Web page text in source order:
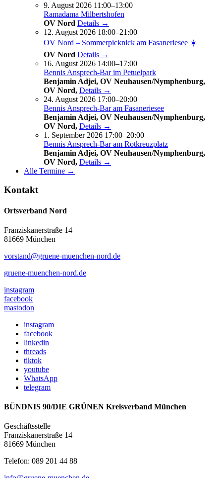
9. August 2026 11:00–13:00
Ramadama Milbertshofen
OV Nord Details →
12. August 2026 18:00–21:00
OV Nord – Sommerpicknick am Fasaneriesee ☀️
OV Nord Details →
16. August 2026 14:00–17:00
Bennis Ansprech-Bar im Petuelpark
Benjamin Adjei, OV Neuhausen/Nymphenburg,
OV Nord, Details →
24. August 2026 17:00–20:00
Bennis Ansprech-Bar am Fasaneriesee
Benjamin Adjei, OV Neuhausen/Nymphenburg,
OV Nord, Details →
1. September 2026 17:00–20:00
Bennis Ansprech-Bar am Rotkreuzplatz
Benjamin Adjei, OV Neuhausen/Nymphenburg,
OV Nord, Details →
Alle Termine →
Kontakt
Ortsverband Nord
Franziskanerstraße 14
81669 München
vorstand@gruene-muenchen-nord.de
gruene-muenchen-nord.de
instagram
facebook
mastodon
instagram
facebook
linkedin
threads
tiktok
youtube
WhatsApp
telegram
BÜNDNIS 90/DIE GRÜNEN Kreisverband München
Geschäftsstelle
Franziskanerstraße 14
81669 München
Telefon: 089 201 44 88